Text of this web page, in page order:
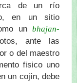
de un río
en un sitio
un bhajan-
ante las
o del maestro
fisico uno
un cojín, debe